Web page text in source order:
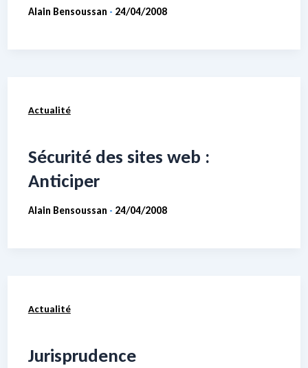
Alain Bensoussan - 24/04/2008
Actualité
Sécurité des sites web :
Anticiper
Alain Bensoussan - 24/04/2008
Actualité
Jurisprudence